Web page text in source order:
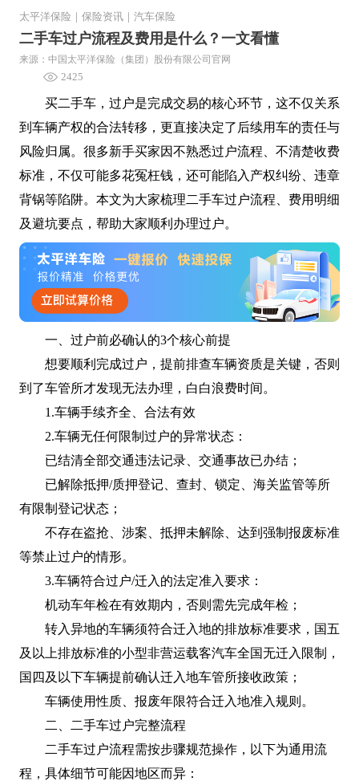
太平洋保险 保险资讯 汽车保险
二手车过户流程及费用是什么？一文看懂
来源：中国太平洋保险（集团）股份有限公司官网
2425
买二手车，过户是完成交易的核心环节，这不仅关系
到车辆产权的合法转移，更直接决定了后续用车的责任与
风险归属。很多新手买家因不熟悉过户流程、不清楚收费
标准，不仅可能多花冤枉钱，还可能陷入产权纠纷、违章
背锅等陷阱。本文为大家梳理二手车过户流程、费用明细
及避坑要点，帮助大家顺利办理过户。
一、过户前必确认的3个核心前提
想要顺利完成过户，提前排查车辆资质是关键，否则
到了车管所才发现无法办理，白白浪费时间。
1.车辆手续齐全、合法有效
2.车辆无任何限制过户的异常状态：
已结清全部交通违法记录、交通事故已办结；
已解除抵押/质押登记、查封、锁定、海关监管等所
有限制登记状态；
不存在盗抢、涉案、抵押未解除、达到强制报废标准
等禁止过户的情形。
3.车辆符合过户/迁入的法定准入要求：
机动车年检在有效期内，否则需先完成年检；
转入异地的车辆须符合迁入地的排放标准要求，国五
及以上排放标准的小型非营运载客汽车全国无迁入限制，
国四及以下车辆提前确认迁入地车管所接收政策；
车辆使用性质、报废年限符合迁入地准入规则。
二、二手车过户完整流程
二手车过户流程需按步骤规范操作，以下为通用流
程，具体细节可能因地区而异：